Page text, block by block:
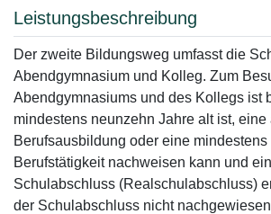
Leistungsbeschreibung
Der zweite Bildungsweg umfasst die
Abendgymnasium und Kolleg. Zum
Abendgymnasiums und des Kollegs ist
mindestens neunzehn Jahre alt ist,
Berufsausbildung oder eine
Berufstätigkeit nachweisen kann und
Schulabschluss (Realschulabschluss)
der Schulabschluss nicht